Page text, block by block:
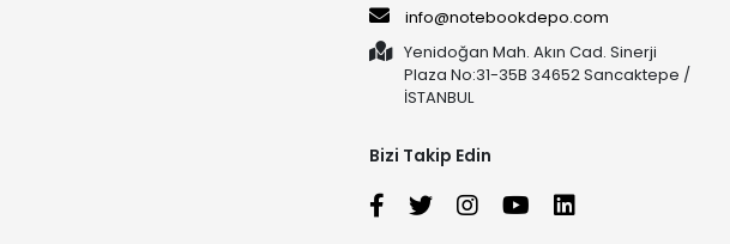
info@notebookdepo.com
Yenidoğan Mah. Akın Cad. Sinerji
Plaza No:31-35B 34652 Sancaktepe /
İSTANBUL
Bizi Takip Edin